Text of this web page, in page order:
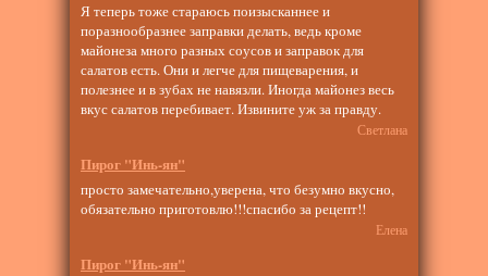
Я теперь тоже стараюсь поизысканнее и
поразнообразнее заправки делать, ведь кроме
майонеза много разных соусов и заправок для
салатов есть. Они и легче для пищеварения, и
полезнее и в зубах не навязли. Иногда майонез весь
вкус салатов перебивает. Извините уж за правду.
Светлана
Пирог "Инь-ян"
просто замечательно,уверена, что безумно вкусно,
обязательно приготовлю!!!спасибо за рецепт!!
Елена
Пирог "Инь-ян"